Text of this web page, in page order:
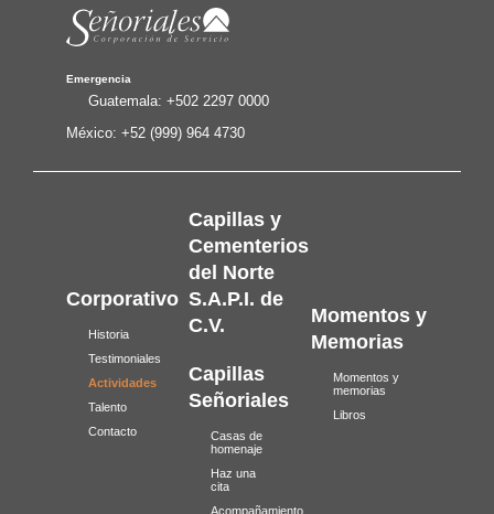
Emergencia
Guatemala: +502 2297 0000
México: +52 (999) 964 4730
Corporativo
Historia
Testimoniales
Actividades
Talento
Contacto
Capillas y
Cementerios
del Norte
S.A.P.I. de
C.V.
Capillas
Señoriales
Casas de
homenaje
Haz una
cita
Acompañamiento
Momentos y
Memorias
Momentos y
memorias
Libros